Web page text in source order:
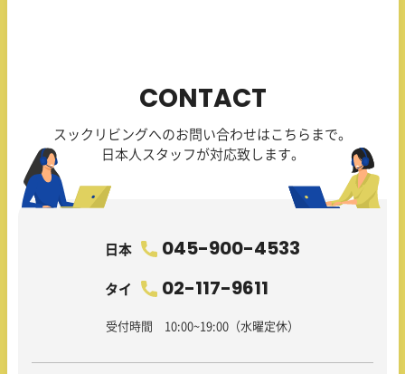
CONTACT
スックリビングへのお問い合わせはこちらまで。
日本人スタッフが対応致します。
日本 045-900-4533
タイ 02-117-9611
受付時間 10:00~19:00（水曜定休）